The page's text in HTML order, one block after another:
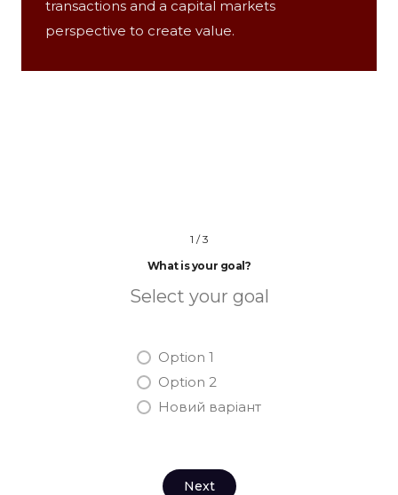
transactions and a capital markets
perspective to create value.
1 / 3
What is your goal?
Select your goal
Option 1
Option 2
Новий варіант
Next